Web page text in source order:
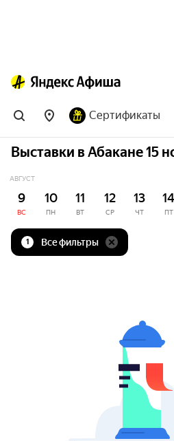
Сертификаты
Выставки в Абакане 15
АВГУСТ
9
ВС
10
ПН
11
ВТ
12
СР
13
ЧТ
14
ПТ
1 Все фильтры